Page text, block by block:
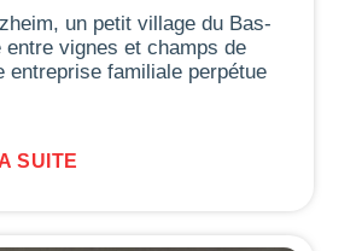
un petit village du Bas-
entre vignes et champs de
entreprise familiale perpétue
SUITE